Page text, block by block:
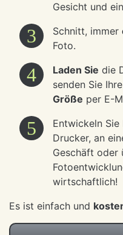
Gesicht und
3 Schnitt, immer
Foto.
4 Laden Sie die
senden Sie
Größe per E-
5 Entwickeln Sie
Drucker, an
Geschäft oder
wirtschaftlich!
Es ist einfach und